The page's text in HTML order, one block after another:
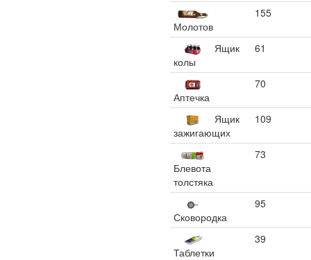
Молотов
155
Ящик
колы
61
Аптечка
70
Ящик
зажигающих
109
Блевота
толстяка
73
Сковородка
95
Таблетки
39